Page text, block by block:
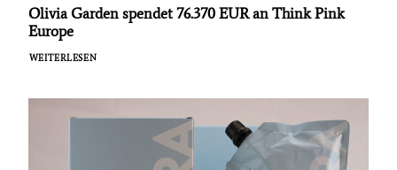
Olivia Garden spendet 76.370 EUR an Think Pink
Europe
WEITERLESEN